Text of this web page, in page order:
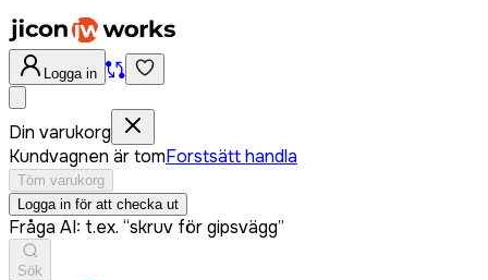
Logga in
Din varukorg
Kundvagnen är tomForstsätt handla
Töm varukorg
Logga in för att checka ut
Fråga AI: t.ex. “skruv för gipsvägg”
Sök